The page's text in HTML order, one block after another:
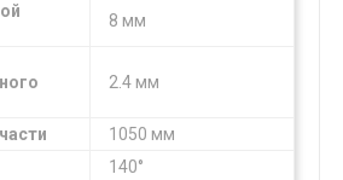
8 мм
2.4 мм
1050 мм
140°